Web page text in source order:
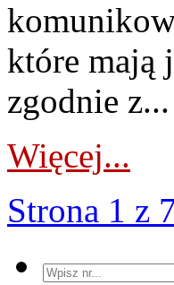
które mają
zgodnie z...
Więcej...
Strona 1 z